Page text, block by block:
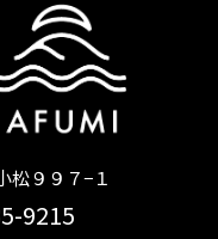
松９９７−１
9215